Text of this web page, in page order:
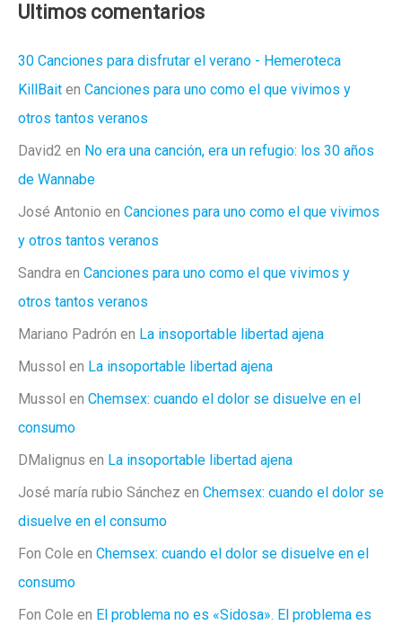
Ultimos comentarios
30 Canciones para disfrutar el verano - Hemeroteca
KillBait en Canciones para uno como el que vivimos y
otros tantos veranos
David2 en No era una canción, era un refugio: los 30 años
de Wannabe
José Antonio en Canciones para uno como el que vivimos
y otros tantos veranos
Sandra en Canciones para uno como el que vivimos y
otros tantos veranos
Mariano Padrón en La insoportable libertad ajena
Mussol en La insoportable libertad ajena
Mussol en Chemsex: cuando el dolor se disuelve en el
consumo
DMalignus en La insoportable libertad ajena
José maría rubio Sánchez en Chemsex: cuando el dolor se
disuelve en el consumo
Fon Cole en Chemsex: cuando el dolor se disuelve en el
consumo
Fon Cole en El problema no es «Sidosa». El problema es